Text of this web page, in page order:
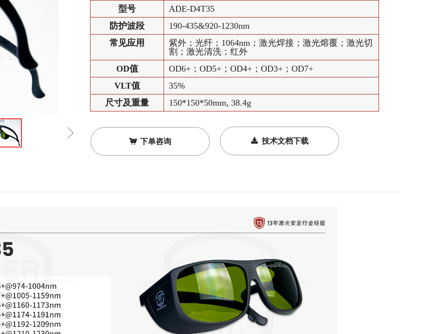
型号
ADE-D4T35
防护波段
190-435&920-1230nm
常见应用
紫外；光纤；1064nm；激光焊接；激光熔覆；激光切
割；激光清洗；红外
OD值
OD6+；OD5+；OD4+；OD3+；OD7+
VLT值
35%
尺寸及重量
150*150*50mm, 38.4g
끂 技术文档下载
낙 下单咨询
ꁇ